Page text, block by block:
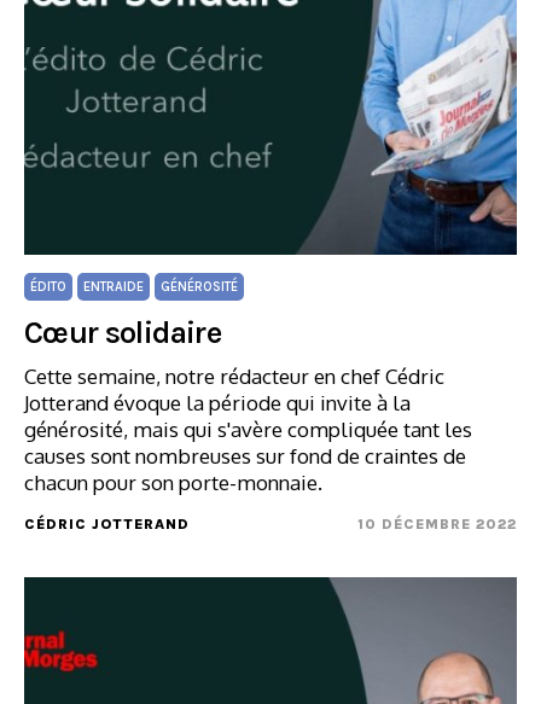
ÉDITO ENTRAIDE GÉNÉROSITÉ
Cœur solidaire
Cette semaine, notre rédacteur en chef Cédric
Jotterand évoque la période qui invite à la
générosité, mais qui s'avère compliquée tant les
causes sont nombreuses sur fond de craintes de
chacun pour son porte-monnaie.
CÉDRIC JOTTERAND 10 DÉCEMBRE 2022